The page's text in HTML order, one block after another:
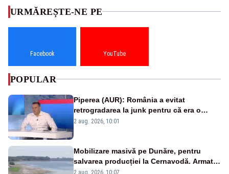
URMĂREȘTE-NE PE
Facebook YouTube
POPULAR
Piperea (AUR): România a evitat
retrogradarea la junk pentru că era o
catastrofă pentru bănci și fondurile de
2 aug. 2026, 10:01
Mobilizare masivă pe Dunăre, pentru
salvarea producției la Cernavodă. Armata
va detona o stâncă și va devia apa
2 aug. 2026, 10:07